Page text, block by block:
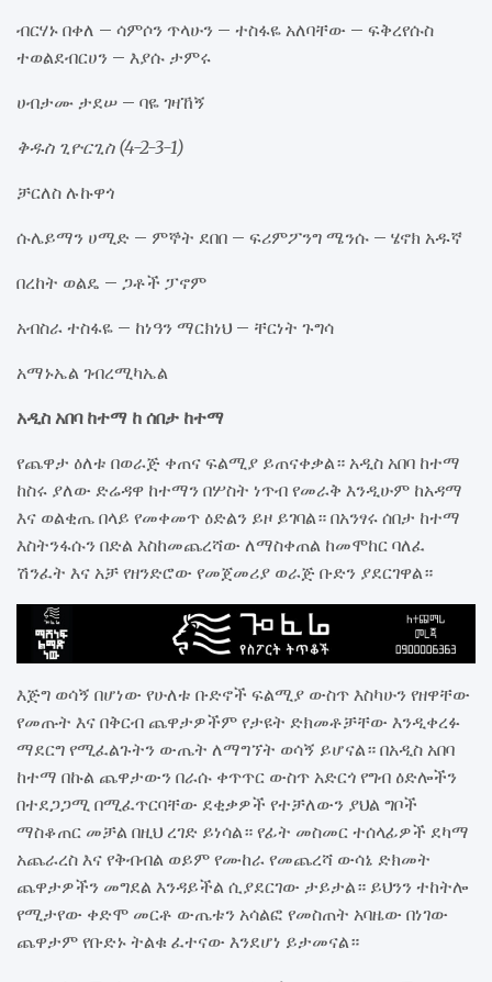
ብርሃኑ በቀለ – ሳምሶን ጥላሁን – ተስፋዬ አለባቸው – ፍቅረየሱስ
ተወልደብርሀን – እያሱ ታምሩ
ሀብታሙ ታደሠ – ባዬ ገዛኸኝ
ቅዱስ ጊዮርጊስ (4-2-3-1)
ቻርለስ ሉኩዋጎ
ሱሌይማን ሀሚድ – ምኞት ደበበ – ፍሪምፖንግ ሜንሱ – ሄኖክ አዱኛ
በረከት ወልዴ – ጋቶች ፓኖም
አብስራ ተስፋዬ – ከነዓን ማርክነህ – ቸርነት ጉግሳ
አማኑኤል ገብረሚካኤል
አዲስ አበባ ከተማ ከ ሰበታ ከተማ
የጨዋታ ዕለቱ በወራጅ ቀጠና ፍልሚያ ይጠናቀቃል። አዲስ አበባ ከተማ
ከስሩ ያለው ድሬዳዋ ከተማን በሦስት ነጥብ የመራቅ እንዲሁም ከአዳማ
እና ወልቂጤ በላይ የመቀመጥ ዕድልን ይዞ ይገባል። በአንፃሩ ሰበታ ከተማ
እስትንፋሱን በድል እስከመጨረሻው ለማስቀጠል ከመሞከር ባለፈ
ሽንፈት እና አቻ የዘንድሮው የመጀመሪያ ወራጅ ቡድን ያደርገዋል።
እጅግ ወሳኝ በሆነው የሁለቱ ቡድኖች ፍልሚያ ውስጥ እስካሁን የዘዋቸው
የመጡት እና በቅርብ ጨዋታዎችም የታዩት ድክመቶቻቸው እንዲቀረፉ
ማደርግ የሚፈልጉትን ውጤት ለማግኘት ወሳኝ ይሆናል። በአዲስ አበባ
ከተማ በኩል ጨዋታውን በራሱ ቀጥጥር ውስጥ አድርጎ የግብ ዕድሎችን
በተደጋጋሚ በሚፈጥርባቸው ደቂቃዎች የተቻለውን ያህል ግቦች
ማስቆጠር መቻል በዚህ ረገድ ይነሳል። የፊት መስመር ተሰላፊዎች ደካማ
አጨራረስ እና የቅብብል ወይም የሙከራ የመጨረሻ ውሳኔ ድክመት
ጨዋታዎችን መግደል እንዳይችል ሲያደርገው ታይታል። ይህንን ተከትሎ
የሚታየው ቀድሞ መርቶ ውጤቱን አሳልፎ የመስጠት አባዜው በነገው
ጨዋታም የቡድኑ ትልቁ ፈተናው እንደሆነ ይታመናል።